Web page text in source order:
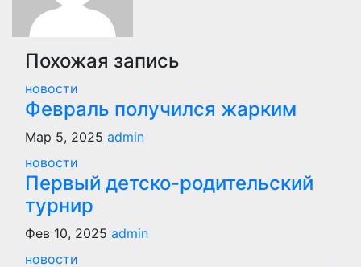
Похожая запись
новости
Февраль получился жарким
Мар 5, 2025 admin
новости
Первый детско-родительский
турнир
Фев 10, 2025 admin
новости